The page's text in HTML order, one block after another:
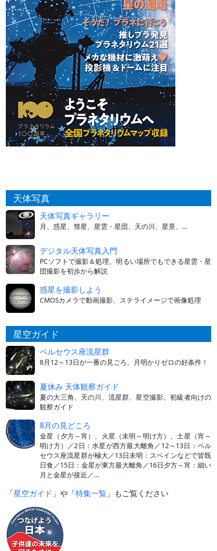
天体写真
天体写真ギャラリー
月、惑星、彗星、星雲・星団、天の川、星景、…
デジタル天体写真入門
PCソフトで撮影＆処理。明るい場所でもできる星雲・星
団撮影を初歩から解説
惑星を撮影しよう
CMOSカメラで動画撮影、ステライメージで画像処理
星空ガイド
ペルセウス座流星群
8月12～13日が一番の見ごろ。月明かりゼロの好条件！
夏休み 天体観察ガイド
夏の大三角、天の川、流星群、星空撮影。初級者向けの
観察ガイド
8月の見どころ
金星（夕方～宵）、火星（未明～明け方）、土星（宵～
明け方）／2日：水星が西方最大離角／12～13日：ペル
セウス座流星群が極大／13日未明：スペインなどで皆既
日食／15日：金星が東方最大離角／16日夕方～宵：細い
月と金星が接近／…
「星空ガイド 」や「特集一覧 」もご覧ください